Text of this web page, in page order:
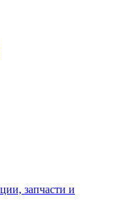
запчасти и